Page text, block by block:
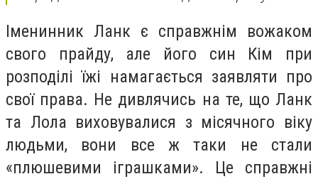
Іменинник Ланк є справжнім вожаком
свого прайду, але його син Кім при
розподілі їжі намагається заявляти про
свої права. Не дивлячись на те, що Ланк
та Лола виховувалися з місячного віку
людьми, вони все ж таки не стали
«плюшевими іграшками». Це справжні